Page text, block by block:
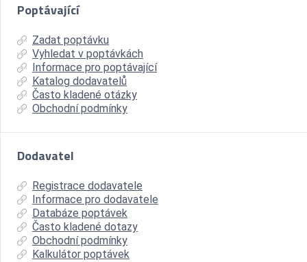
Poptávající
Zadat poptávku
Vyhledat v poptávkách
Informace pro poptávající
Katalog dodavatelů
Často kladené otázky
Obchodní podmínky
Dodavatel
Registrace dodavatele
Informace pro dodavatele
Databáze poptávek
Často kladené dotazy
Obchodní podmínky
Kalkulátor poptávek